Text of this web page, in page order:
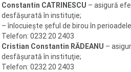
Constantin CATRINESCU – asigură
desfăşurată în instituţie;
– înlocuiește șeful de birou în
Telefon: 0232 20 2403
Cristian Constantin RĂDEANU –
desfăşurată în instituţie;
Telefon: 0232 20 2403